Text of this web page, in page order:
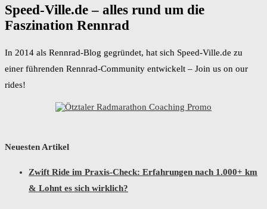
Speed-Ville.de – alles rund um die
Faszination Rennrad
In 2014 als Rennrad-Blog gegründet, hat sich Speed-Ville.de zu
einer führenden Rennrad-Community entwickelt – Join us on our
rides!
Neuesten Artikel
Zwift Ride im Praxis-Check: Erfahrungen nach 1.000+ km
& Lohnt es sich wirklich?